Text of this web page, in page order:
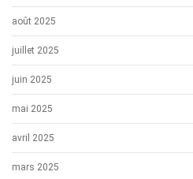
août 2025
juillet 2025
juin 2025
mai 2025
avril 2025
mars 2025